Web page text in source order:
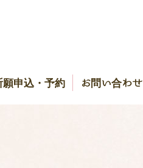
願申込・予約 お問い合わせ